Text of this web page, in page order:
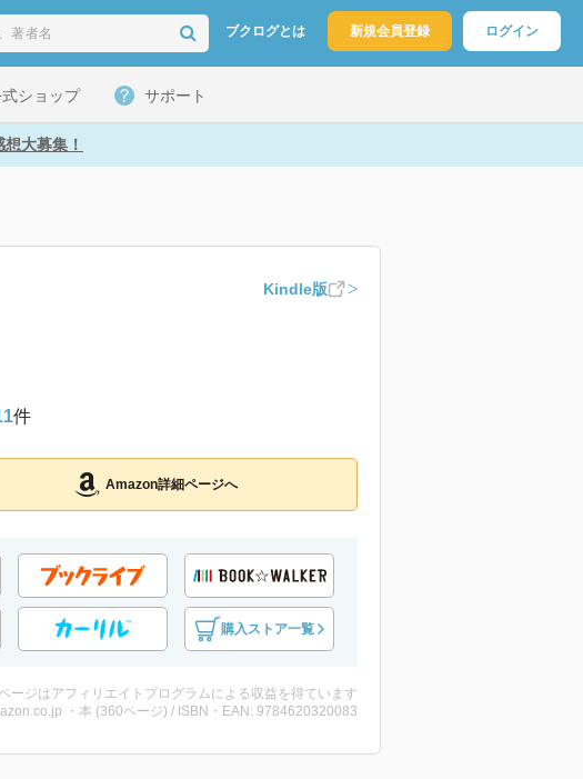
ブクログとは 新規会員登録 ログイン
ショップ サポート
大募集！
Kindle版
件
Amazon詳細ページへ
購入ストア一覧
ージはアフィリエイトプログラムによる収益を得ています
・本 (360ページ) / ISBN・EAN: 9784620320083